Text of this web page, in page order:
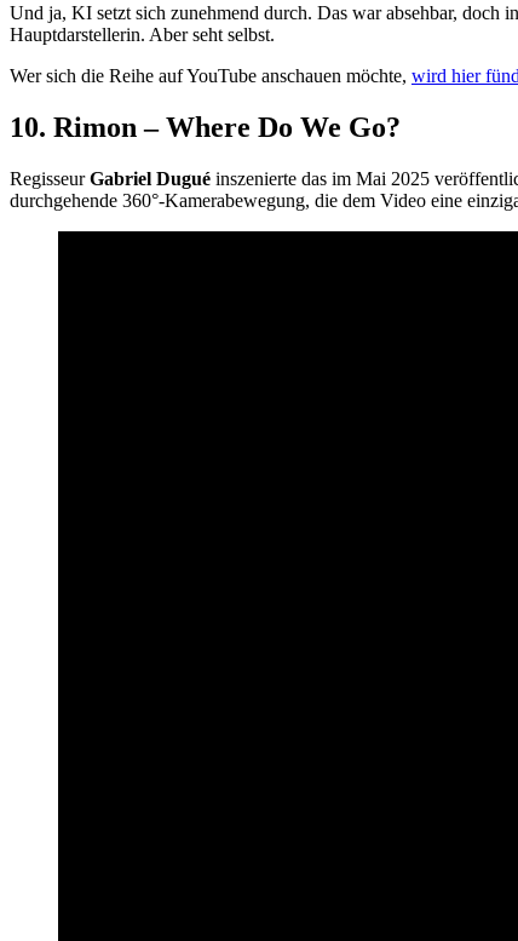
Und ja, KI setzt sich zunehmend durch. Das war absehbar, doch
Hauptdarstellerin. Aber seht selbst.
Wer sich die Reihe auf YouTube anschauen möchte, wird hier
10. Rimon – Where Do We Go?
RegisseurGabriel Dugué inszenierte das im Mai 2025
durchgehende 360°-Kamerabewegung, die dem Video eine